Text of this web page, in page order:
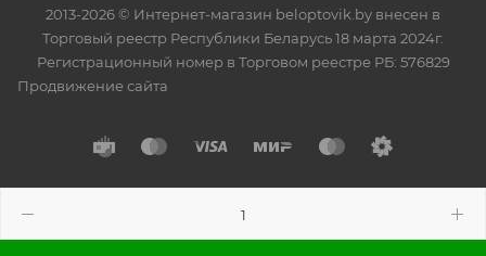
2013-2026 © Интернет-магазин beloptovik.by внесен в
Торговый реестр Республики Беларусь 18 марта 2024г.
Регистрационный номер в Торговом реестре РБ: 576829
Продвижение сайта
Разработано в